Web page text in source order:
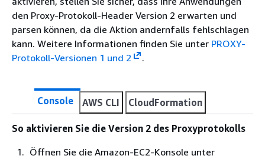
den Proxy-Protokoll-Header Version 2 erwarten und
parsen können, da die Aktion andernfalls fehlschlagen
kann. Weitere Informationen finden Sie unter PROXY-
Protokoll-Versionen 1 und 2
.
Console AWS CLI CloudFormation
So aktivieren Sie die Version 2 des Proxyprotokolls
Öffnen Sie die Amazon-EC2-Konsole unter